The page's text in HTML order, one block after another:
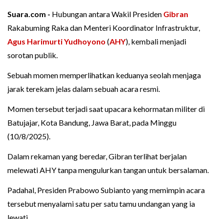
Suara.com - Hubungan antara Wakil Presiden Gibran
Rakabuming Raka dan Menteri Koordinator Infrastruktur,
Agus Harimurti Yudhoyono (AHY), kembali menjadi
sorotan publik.
Sebuah momen memperlihatkan keduanya seolah menjaga
jarak terekam jelas dalam sebuah acara resmi.
Momen tersebut terjadi saat upacara kehormatan militer di
Batujajar, Kota Bandung, Jawa Barat, pada Minggu
(10/8/2025).
Dalam rekaman yang beredar, Gibran terlihat berjalan
melewati AHY tanpa mengulurkan tangan untuk bersalaman.
Padahal, Presiden Prabowo Subianto yang memimpin acara
tersebut menyalami satu per satu tamu undangan yang ia